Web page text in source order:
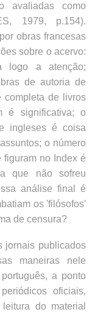
avaliadas como
1979, p.154).
obras francesas
sobre o acervo:
logo a atenção;
de autoria de
completa de livros
é significativa; o
ingleses é coisa
o número
no Index é
que não sofreu
análise final é
os 'filósofos'
de censura?
jornais publicados
maneiras nele
a ponto
oficiais,
do material